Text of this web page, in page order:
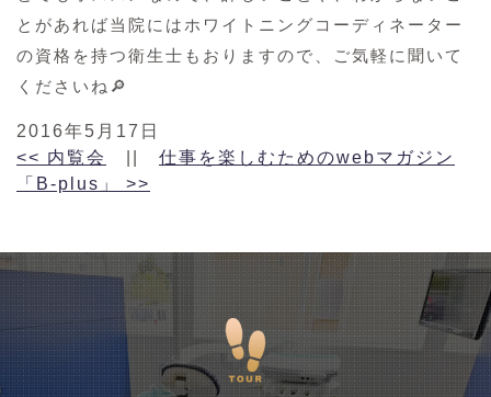
とがあれば当院にはホワイトニングコーディネーター
の資格を持つ衛生士もおりますので、ご気軽に聞いて
くださいね🔎
2016年5月17日
<< 内覧会
仕事を楽しむためのwebマガジン
「B-plus」 >>